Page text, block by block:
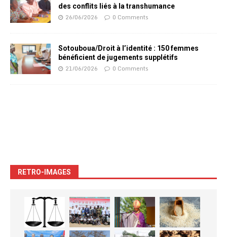
des conflits liés à la transhumance
26/06/2026 0 Comments
Sotouboua/Droit à l’identité : 150 femmes
bénéficient de jugements supplétifs
21/06/2026 0 Comments
RETRO-IMAGES